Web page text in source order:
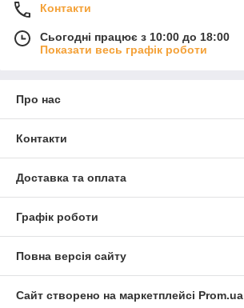
Контакти
Сьогодні працює з 10:00 до 18:00
Показати весь графік роботи
Про нас
Контакти
Доставка та оплата
Графік роботи
Повна версія сайту
Сайт створено на маркетплейсі Prom.ua